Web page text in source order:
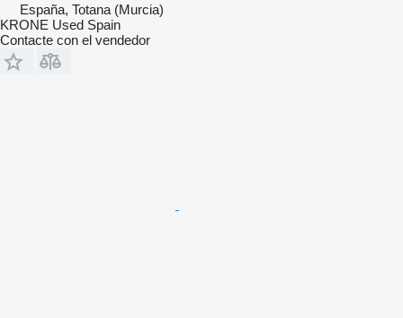
España, Totana (Murcia)
KRONE Used Spain
Contacte con el vendedor